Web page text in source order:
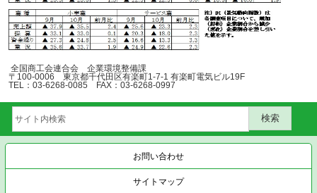
全国商工会連合会 企業環境整備課
〒100-0006 東京都千代田区有楽町1-7-1 有楽町電気ビル19F
TEL：03-6268-0085 FAX：03-6268-0997
お問い合わせ
サイトマップ